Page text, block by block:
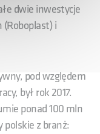
dwie inwestycje
(Roboplast) i
pod względem
był rok 2017.
ponad 100 mln
polskie z branż: